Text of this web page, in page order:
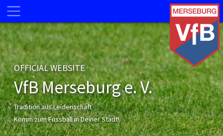
OFFICIAL WEBSITE
VfB Merseburg e. V.
Tradition aus Leidenschaft
Komm zum Fussball in Deiner Stadt!